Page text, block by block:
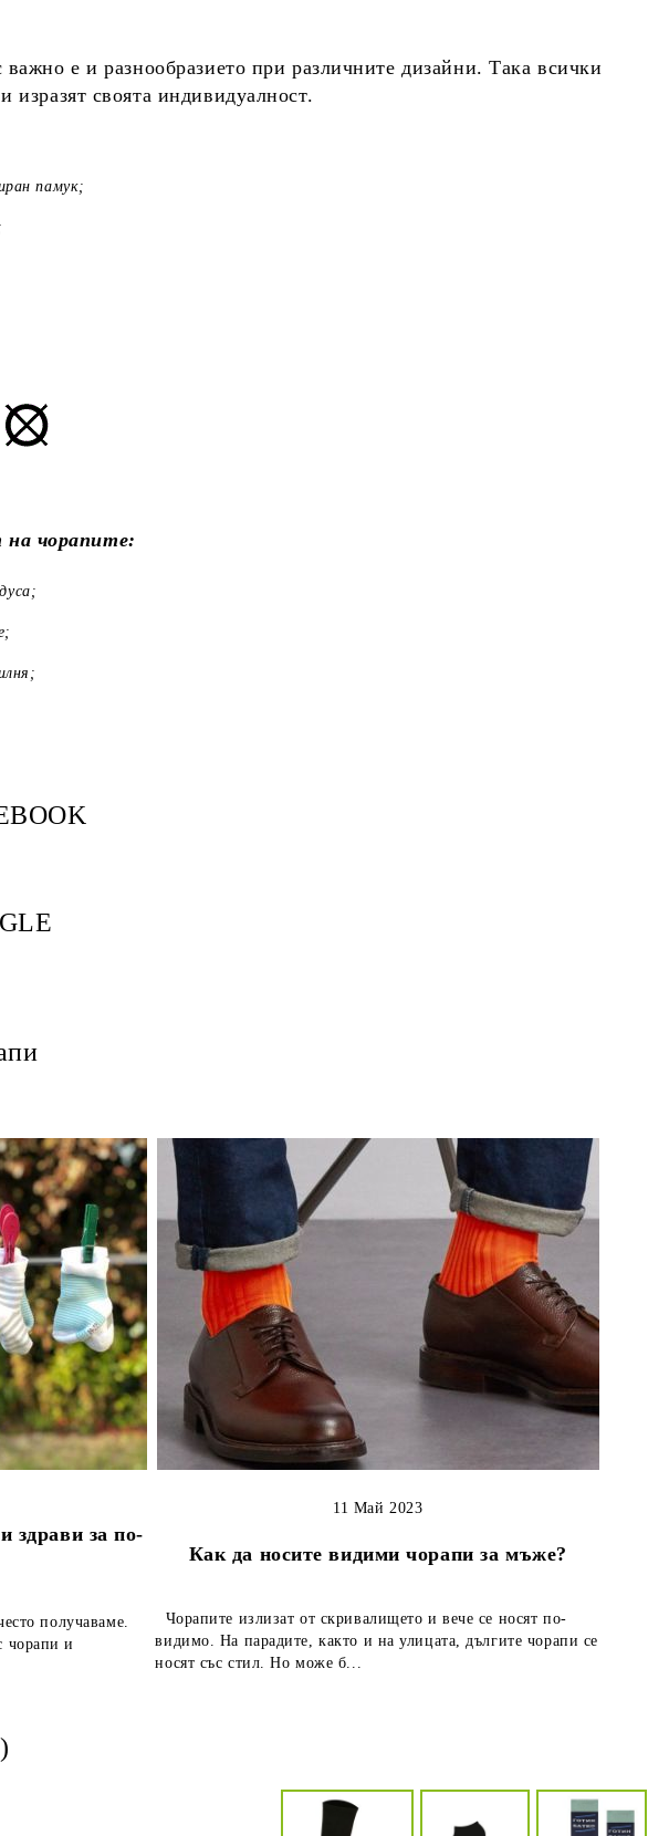
е и разнообразието при различните дизайни. Така всички
своята индивидуалност.
памук;
на чорапите:
здрави за по-
получаваме.
чорапи и
Как да носите видими чорапи за мъже?
11 Май 2023
Чорапите излизат от скривалището и вече се носят по-
видимо. На парадите, както и на улицата, дългите чорапи се
носят със стил. Но може б...